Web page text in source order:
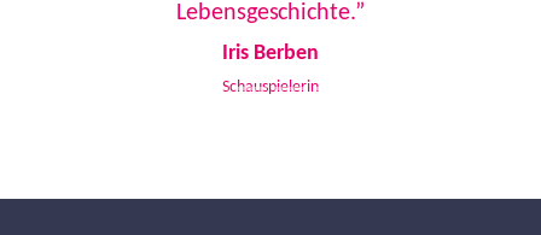
Lebensgeschichte.”
Iris Berben
Schauspielerin